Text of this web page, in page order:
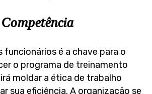
funcionários é a chave para o
o programa de treinamento
moldar a ética de trabalho
sua eficiência. A organização se